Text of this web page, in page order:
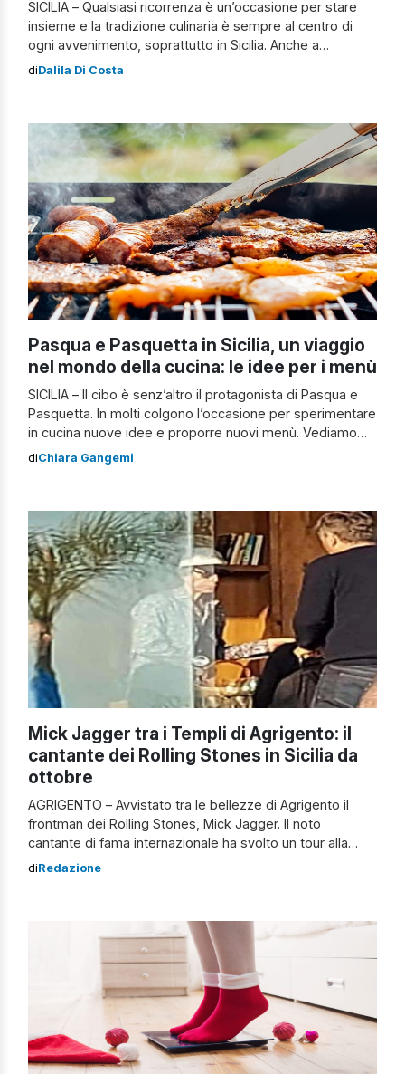
SICILIA – Qualsiasi ricorrenza è un’occasione per stare
insieme e la tradizione culinaria è sempre al centro di
ogni avvenimento, soprattutto in Sicilia. Anche a
Ferragosto, infatti, si preparano delle pietanze particolari
poiché in genere il 15 agosto […]
diDalila Di Costa
Pasqua e Pasquetta in Sicilia, un viaggio
nel mondo della cucina: le idee per i menù
SICILIA – Il cibo è senz’altro il protagonista di Pasqua e
Pasquetta. In molti colgono l’occasione per sperimentare
in cucina nuove idee e proporre nuovi menù. Vediamo
insieme alcune proposte. Primi piatti In genere in Sicilia i
un […]
diChiara Gangemi
Mick Jagger tra i Templi di Agrigento: il
cantante dei Rolling Stones in Sicilia da
ottobre
AGRIGENTO – Avvistato tra le bellezze di Agrigento il
frontman dei Rolling Stones, Mick Jagger. Il noto
cantante di fama internazionale ha svolto un tour alla
Valle dei Templi, pranzato in riva al mare a San Leone e
diRedazione